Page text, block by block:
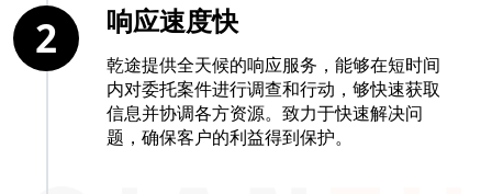
响应速度快
乾途提供全天候的响应服务，能够在短时间
内对委托案件进行调查和行动，够快速获取
信息并协调各方资源。致力于快速解决问
题，确保客户的利益得到保护。
2